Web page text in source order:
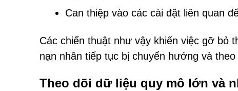
Can thiệp vào các cài đặt liên quan
Các chiến thuật như vậy khiến việc gỡ bỏ
nạn nhân tiếp tục bị chuyển hướng và
Theo dõi dữ liệu quy mô lớn và